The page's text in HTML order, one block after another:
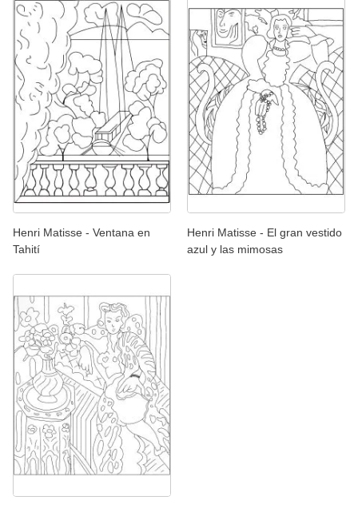
Henri Matisse - Ventana en
Tahití
Henri Matisse - El gran vestido
azul y las mimosas